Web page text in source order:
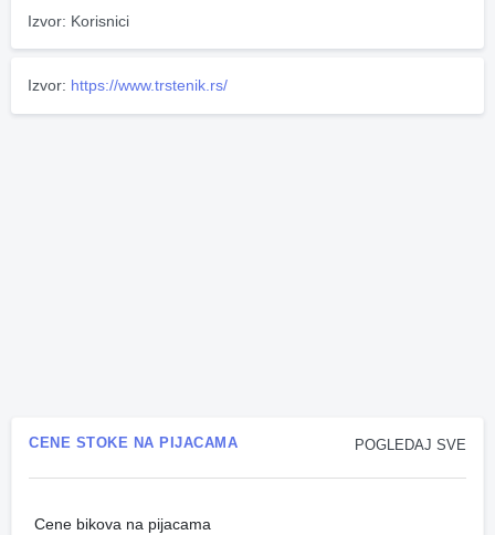
Izvor: Korisnici
Izvor: https://www.trstenik.rs/
POGLEDAJ SVE
CENE STOKE NA PIJACAMA
Cene bikova na pijacama